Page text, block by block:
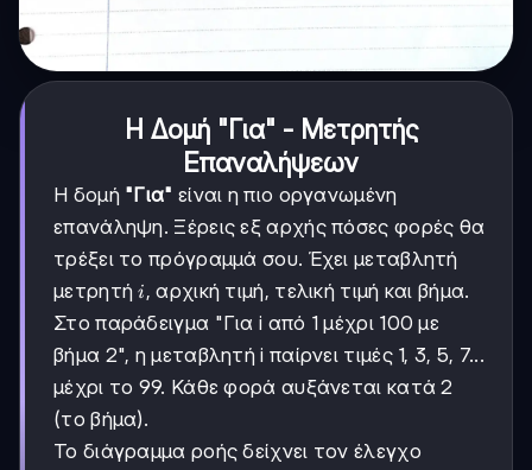
Η Δομή "Για" - Μετρητής
Επαναλήψεων
Η δομή "Για" είναι η πιο οργανωμένη
επανάληψη. Ξέρεις εξ αρχής πόσες φορές θα
τρέξει το πρόγραμμά σου. Έχει μεταβλητή
μετρητήii, αρχική τιμή, τελική τιμή και βήμα.
Στο παράδειγμα "Για i από 1 μέχρι 100 με
βήμα 2", η μεταβλητή i παίρνει τιμές 1, 3, 5, 7...
μέχρι το 99. Κάθε φορά αυξάνεται κατά 2
(το βήμα).
Το διάγραμμα ροής δείχνει τον έλεγχο